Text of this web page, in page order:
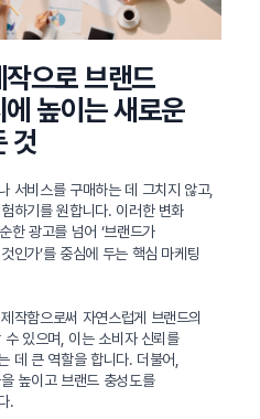
으로 브랜드
높이는 새로운
것
서비스를 구매하는 데 그치지 않고,
하기를 원합니다. 이러한 변화
한 광고를 넘어 ‘브랜드가
인가’를 중심에 두는 핵심 마케팅
작함으로써 자연스럽게 브랜드의
있으며, 이는 소비자 신뢰를
데 큰 역할을 합니다. 더불어,
높이고 브랜드 충성도를
.